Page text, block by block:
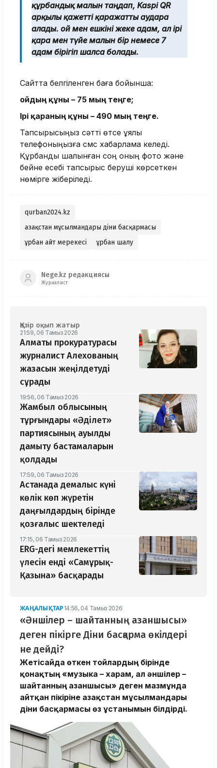
құрбандық малын таңдап, Kaspi QR
арқылы қажетті қаражатты аудара
алады. Қой мен ешкіні жеке адам, ал ірі
қара мен түйе малын бір немесе 7
адам бірігіп шалса болады.
Сайтта белгіленген баға бойынша:
Қойдың құны – 75 мың теңге;
Ірі қараның құны – 490 мың теңге.
Тапсырысыңыз сәтті өтсе ұялы
телефоныңызға смс хабарлама келеді.
Құрбандық шалынған соң оның фото және
бейне есебі тапсырыс беруші көрсеткен
нөмірге жіберіледі.
qurban2024.kz
Қазақстан мұсылмандары діни басқармасы
Құрбан айт мерекесі
Құрбан шалу
Nege.kz редакциясы
Журналист
Қазір оқып жатыр
21:59, 06 Тамыз 2026
Алматы прокуратурасы
журналист Алехованың
жазасын жеңілдетуді
сұрады
19:56, 06 Тамыз 2026
Жамбыл облысының
тұрғындары «Әділет»
партиясының ауылды
дамыту бастамаларын
қолдады
17:59, 06 Тамыз 2026
Астанада демалыс күні
көлік көп жүретін
даңғылдардың бірінде
қозғалыс шектеледі
17:15, 06 Тамыз 2026
ERG-дегі мемлекеттің
үлесін енді «Самұрық-
Қазына» басқарады
ЖАҢАЛЫҚТАР 14:56, 04 Тамыз 2026
«Әншілер – шайтанның азаншысы»
деген пікірге Діни басқарма өкілдері
не дейді?
Жетісайда өткен тойлардың бірінде
қонақтың «музыка – харам, ал әншілер –
шайтанның азаншысы» деген мазмұнда
айтқан пікіріне Қазақстан мұсылмандары
діни басқармасы өз ұстанымын білдірді.